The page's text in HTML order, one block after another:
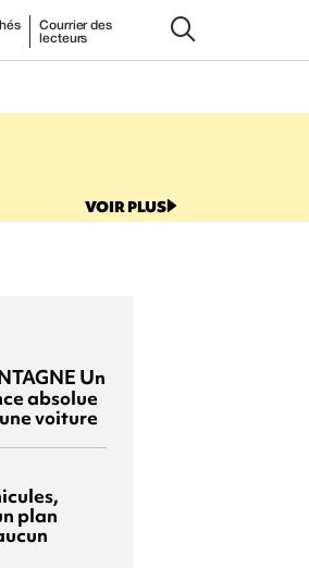
Courrier des
lecteurs
VOIR PLUS
Un
absolue
voiture
plan